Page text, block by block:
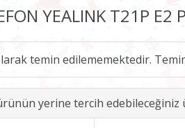
YEALINK T21P E2
temin edilememektedir.
yerine tercih edebileceğiniz